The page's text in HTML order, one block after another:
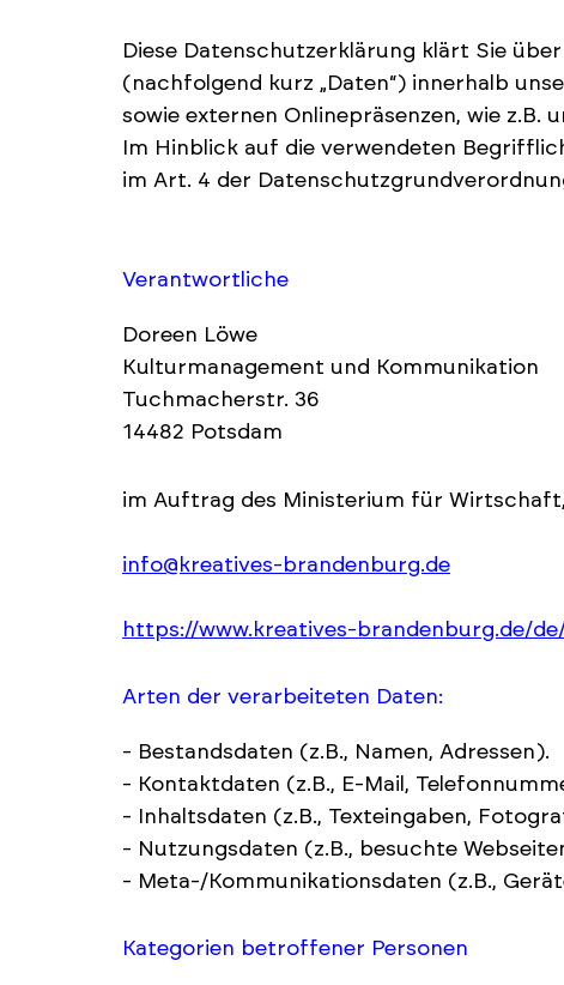
Diese Datenschutzerklärung klärt Sie
(nachfolgend kurz „Daten“) innerhalb
sowie externen Onlinepräsenzen, wie z.B.
Im Hinblick auf die verwendeten
im Art. 4 der
Verantwortliche
Doreen Löwe
Kulturmanagement und Kommunikation
Tuchmacherstr. 36
14482 Potsdam
im Auftrag des Ministerium für
info@kreatives-brandenburg.de
https://www.kreatives-brandenburg.de/
Arten der verarbeiteten Daten:
- Bestandsdaten (z.B., Namen, Adressen).
- Kontaktdaten (z.B., E-Mail,
- Inhaltsdaten (z.B., Texteingaben,
- Nutzungsdaten (z.B., besuchte
- Meta-/Kommunikationsdaten (z.B.,
Kategorien betroffener Personen